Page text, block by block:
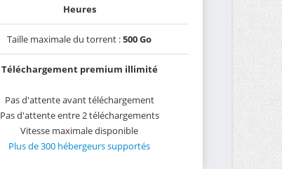
Heures
Taille maximale du torrent :500 Go
Téléchargement premium illimité
Pas d'attente avant téléchargement
Pas d'attente entre 2 téléchargements
Vitesse maximale disponible
Plus de 300 hébergeurs supportés